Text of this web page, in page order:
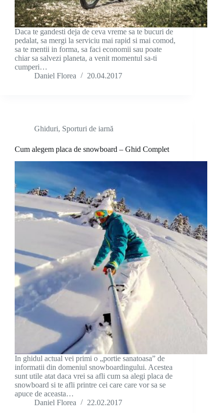
Daca te gandesti deja de ceva vreme sa te bucuri de
pedalat, sa mergi la serviciu mai rapid si mai comod,
sa te mentii in forma, sa faci economii sau poate
chiar sa salvezi planeta, a venit momentul sa-ti
cumperi…
Daniel Florea
20.04.2017
Ghiduri, Sporturi de iarnă
Cum alegem placa de snowboard – Ghid Complet
In ghidul actual vei primi o „portie sanatoasa” de
informatii din domeniul snowboardingului. Acestea
sunt utile atat daca vrei sa afli cum sa alegi placa de
snowboard si te afli printre cei care care vor sa se
apuce de aceasta…
Daniel Florea
22.02.2017